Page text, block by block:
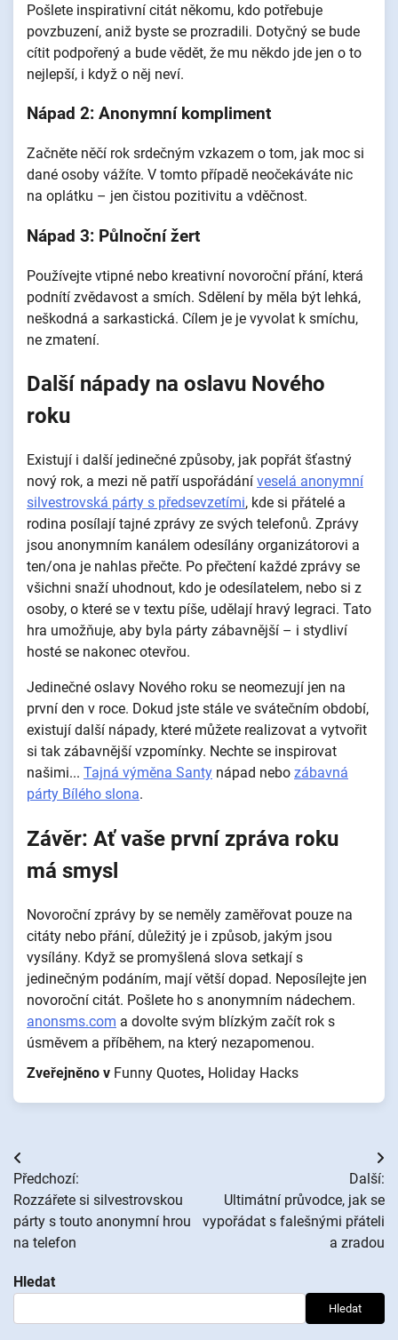
Pošlete inspirativní citát někomu, kdo potřebuje
povzbuzení, aniž byste se prozradili. Dotyčný se bude
cítit podpořený a bude vědět, že mu někdo jde jen o to
nejlepší, i když o něj neví.
Nápad 2: Anonymní kompliment
Začněte něčí rok srdečným vzkazem o tom, jak moc si
dané osoby vážíte. V tomto případě neočekáváte nic
na oplátku – jen čistou pozitivitu a vděčnost.
Nápad 3: Půlnoční žert
Používejte vtipné nebo kreativní novoroční přání, která
podnítí zvědavost a smích. Sdělení by měla být lehká,
neškodná a sarkastická. Cílem je je vyvolat k smíchu,
ne zmatení.
Další nápady na oslavu Nového
roku
Existují i další jedinečné způsoby, jak popřát šťastný
nový rok, a mezi ně patří uspořádání veselá anonymní
silvestrovská párty s předsevzetími, kde si přátelé a
rodina posílají tajné zprávy ze svých telefonů. Zprávy
jsou anonymním kanálem odesílány organizátorovi a
ten/ona je nahlas přečte. Po přečtení každé zprávy se
všichni snaží uhodnout, kdo je odesílatelem, nebo si z
osoby, o které se v textu píše, udělají hravý legraci. Tato
hra umožňuje, aby byla párty zábavnější – i stydliví
hosté se nakonec otevřou.
Jedinečné oslavy Nového roku se neomezují jen na
první den v roce. Dokud jste stále ve svátečním období,
existují další nápady, které můžete realizovat a vytvořit
si tak zábavnější vzpomínky. Nechte se inspirovat
našimi... Tajná výměna Santy nápad nebo zábavná
párty Bílého slona.
Závěr: Ať vaše první zpráva roku
má smysl
Novoroční zprávy by se neměly zaměřovat pouze na
citáty nebo přání, důležitý je i způsob, jakým jsou
vysílány. Když se promyšlená slova setkají s
jedinečným podáním, mají větší dopad. Neposílejte jen
novoroční citát. Pošlete ho s anonymním nádechem.
anonsms.com a dovolte svým blízkým začít rok s
úsměvem a příběhem, na který nezapomenou.
Zveřejněno v Funny Quotes, Holiday Hacks
Navigace
pro
příspěvek
Předchozí:
Rozzářete si silvestrovskou
párty s touto anonymní hrou
na telefon
Další:
Ultimátní průvodce, jak se
vypořádat s falešnými přáteli
a zradou
Hledat
Hledat